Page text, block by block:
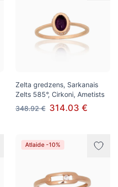
Zelta gredzens, Sarkanais
Zelts 585°, Cirkoni, Ametists
348.92 € 314.03 €
Atlaide -10%